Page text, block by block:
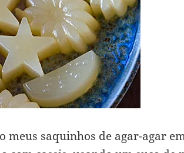
meus saquinhos de agar-agar